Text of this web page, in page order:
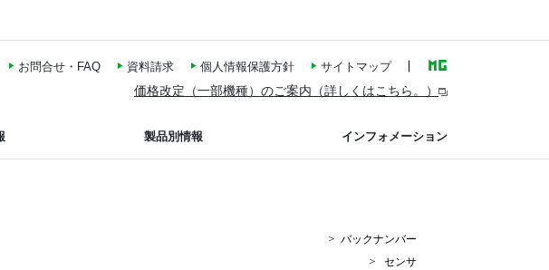
お問合せ・FAQ 資料請求 個人情報保護方針 サイトマップ
価格改定（一部機種）のご案内（詳しくはこちら。）
製品別情報 インフォメーション
バックナンバー
センサ